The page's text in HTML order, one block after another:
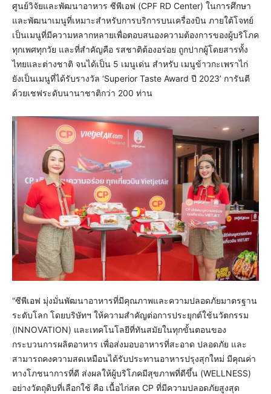
ศูนย์วิจัยและพัฒนาอาหาร ซีพีเอฟ (CPF RD Center) ในการศึกษา
และพัฒนาเมนูที่เหมาะสำหรับการบริการบนเครื่องบิน ภายใต้โจทย์
เป็นเมนูที่มีความหลากหลายเพื่อตอบสนองความต้องการของผู้บริโภค
ทุกเพศทุกวัย และที่สำคัญคือ รสชาติต้องอร่อย ถูกปากผู้โดยสารทั้ง
ไทยและต่างชาติ จนได้เป็น 5 เมนูเด่น สำหรับ เมนูข้าวกะเพราไก่
ยังเป็นเมนูที่ได้รับรางวัล ‘Superior Taste Award ปี 2023’ การันตี
ด้วยเชฟระดับนานาชาติกว่า 200 ท่าน
“ซีพีเอฟ มุ่งมั่นพัฒนาอาหารที่มีคุณภาพและความปลอดภัยมาตรฐาน
ระดับโลก โดยบริษัทฯ ให้ความสำคัญต่อการประยุกต์ใช้นวัตกรรม
(INNOVATION) และเทคโนโลยีที่ทันสมัยในทุกขั้นตอนของ
กระบวนการผลิตอาหาร เพื่อส่งมอบอาหารที่สะอาด ปลอดภัย และ
สามารถคงความสดเหมือนได้รับประทานอาหารปรุงสุกใหม่ มีคุณค่า
ทางโภชนาการที่ดี ส่งผลให้ผู้บริโภคมีสุขภาพที่ดีขึ้น (WELLNESS)
อย่างวัตถุดิบที่เลือกใช้ คือ เนื้อไก่สด CP ที่มีความปลอดภัยสูงสุด